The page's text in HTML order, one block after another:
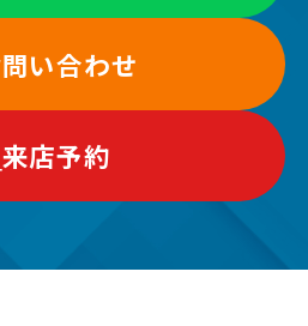
い合わせ
来店予約